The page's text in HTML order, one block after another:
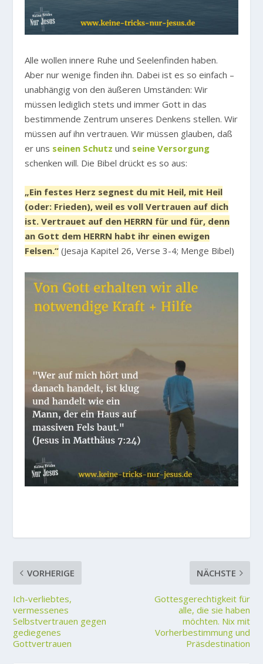
Alle wollen innere Ruhe und Seelenfinden haben.
Aber nur wenige finden ihn. Dabei ist es so einfach –
unabhängig von den äußeren Umständen: Wir
müssen lediglich stets und immer Gott in das
bestimmende Zentrum unseres Denkens stellen. Wir
müssen auf ihn vertrauen. Wir müssen glauben, daß
er uns seinen Schutz und seine Versorgung
schenken will. Die Bibel drückt es so aus:
„Ein festes Herz segnest du mit Heil, mit Heil
(oder: Frieden), weil es voll Vertrauen auf dich
ist. Vertrauet auf den HERRN für und für, denn
an Gott dem HERRN habt ihr einen ewigen
Felsen.“ (Jesaja Kapitel 26, Verse 3-4; Menge Bibel)
VORHERIGE
Ich-verliebtes,
vermessenes
Selbstvertrauen gegen
gediegenes
Gottvertrauen
NÄCHSTE
Gottesgerechtigkeit für
alle, die sie haben
möchten. Nix mit
Vorherbestimmung und
Präsdestination